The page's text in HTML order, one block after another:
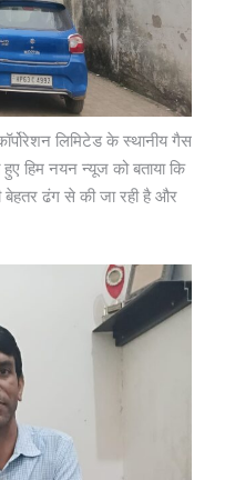
लिमिटेड के स्थानीय गैस
हिम नयन न्यूज को बताया कि
ढंग से की जा रही है और